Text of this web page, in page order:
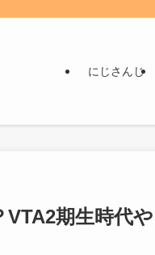
にじさんじ
期生時代